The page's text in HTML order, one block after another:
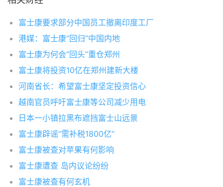
富士康要求部分中国员工撤离印度工厂
港媒：富士康“回归”中国内地
富士康为何会“回头”重仓郑州
富士康将投资10亿在郑州建新大楼
河南省长：希望富士康坚定投资信心
越南官员呼吁富士康等公司减少用电
日本一小镇拉黑布遮挡富士山远景
富士康辟谣“需补税1800亿”
富士康被查对苹果有何影响
富士康遭查 岛内议论纷纷
富士康被查有何玄机